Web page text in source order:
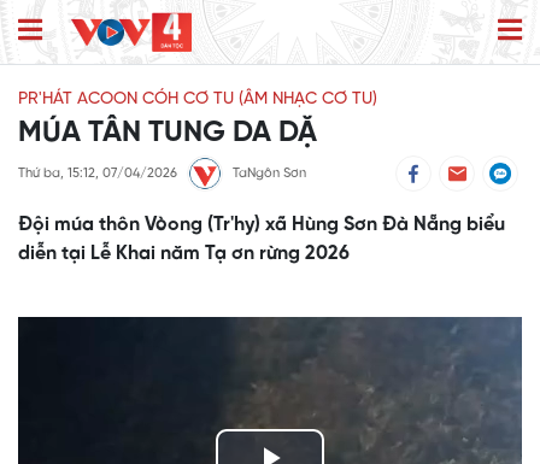
PR'HÁT ACOON CÓH CƠ TU (ÂM NHẠC CƠ TU)
MÚA TÂN TUNG DA DẶ
Thứ ba, 15:12, 07/04/2026 TaNgôn Sơn
Đội múa thôn Vòong (Tr'hy) xã Hùng Sơn Đà Nẵng biểu
diễn tại Lễ Khai năm Tạ ơn rừng 2026